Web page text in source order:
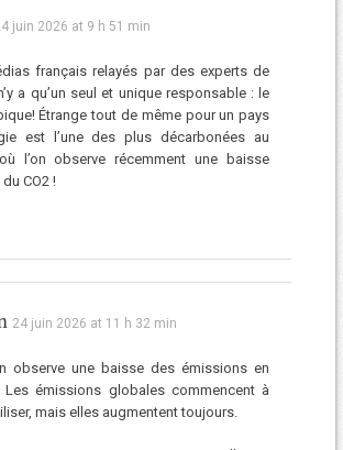
juin 2026 at 9 h 51 min
français relayés par des experts de
a qu’un seul et unique responsable : le
Étrange tout de même pour un pays
est l’une des plus décarbonées au
l’on observe récemment une baisse
CO2 !
24 juin 2026 at 11 h 32 min
observe une baisse des émissions en
Les émissions globales commencent à
mais elles augmentent toujours.